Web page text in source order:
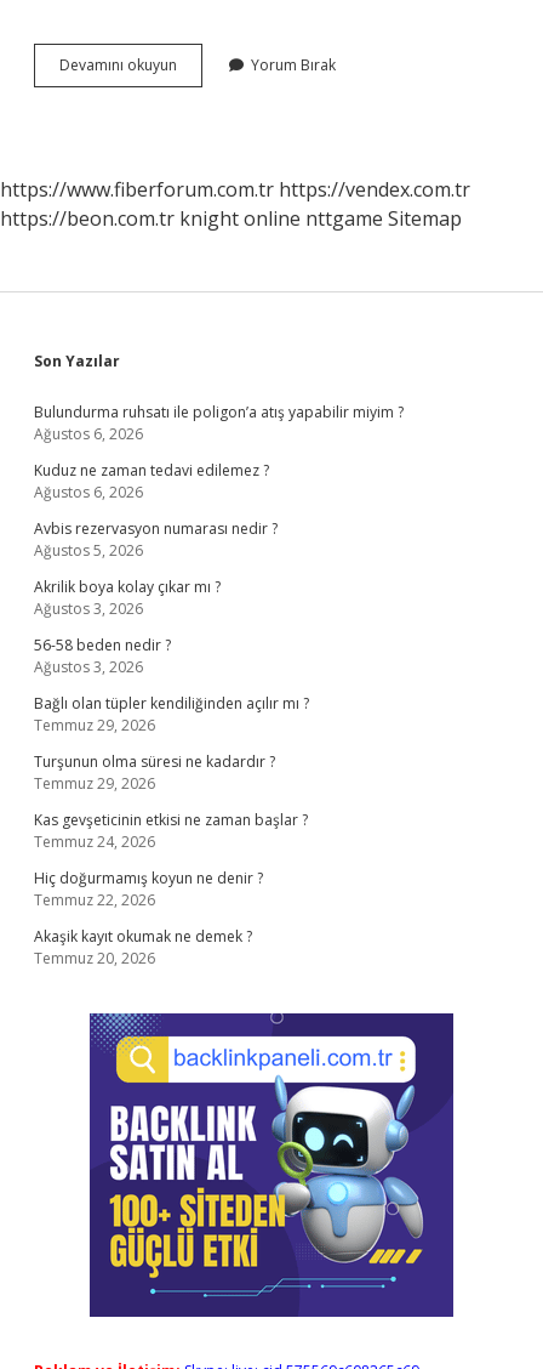
Devamını okuyun
Sakatlandı
Yorum Bırak
https://www.fiberforum.com.tr https://vendex.com.tr
https://beon.com.tr knight online nttgame Sitemap
Sidebar
Son Yazılar
Bulundurma ruhsatı ile poligon’a atış yapabilir miyim ?
Ağustos 6, 2026
Kuduz ne zaman tedavi edilemez ?
Ağustos 6, 2026
Avbis rezervasyon numarası nedir ?
Ağustos 5, 2026
Akrilik boya kolay çıkar mı ?
Ağustos 3, 2026
56-58 beden nedir ?
Ağustos 3, 2026
Bağlı olan tüpler kendiliğinden açılır mı ?
Temmuz 29, 2026
Turşunun olma süresi ne kadardır ?
Temmuz 29, 2026
Kas gevşeticinin etkisi ne zaman başlar ?
Temmuz 24, 2026
Hiç doğurmamış koyun ne denir ?
Temmuz 22, 2026
Akaşik kayıt okumak ne demek ?
Temmuz 20, 2026